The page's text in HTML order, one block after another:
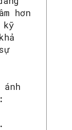
hơn
kỹ